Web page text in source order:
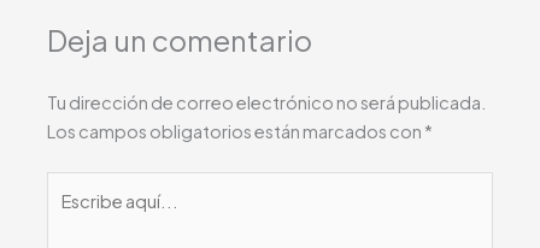
Deja un comentario
Tu dirección de correo electrónico no será publicada.
Los campos obligatorios están marcados con *
aquí...